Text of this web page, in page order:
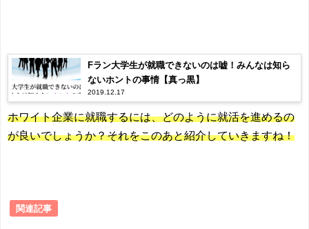
Fラン大学生が就職できないのは嘘！みんなは知ら
ないホントの事情【真っ黒】
2019.12.17
ホワイト企業に就職するには、どのように就活を進めるの
が良いでしょうか？それをこのあと紹介していきますね！
関連記事